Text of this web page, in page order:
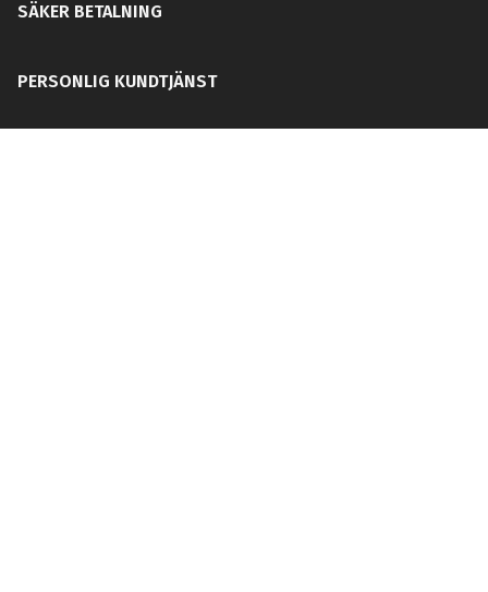
SÄKER BETALNING
PERSONLIG KUNDTJÄNST